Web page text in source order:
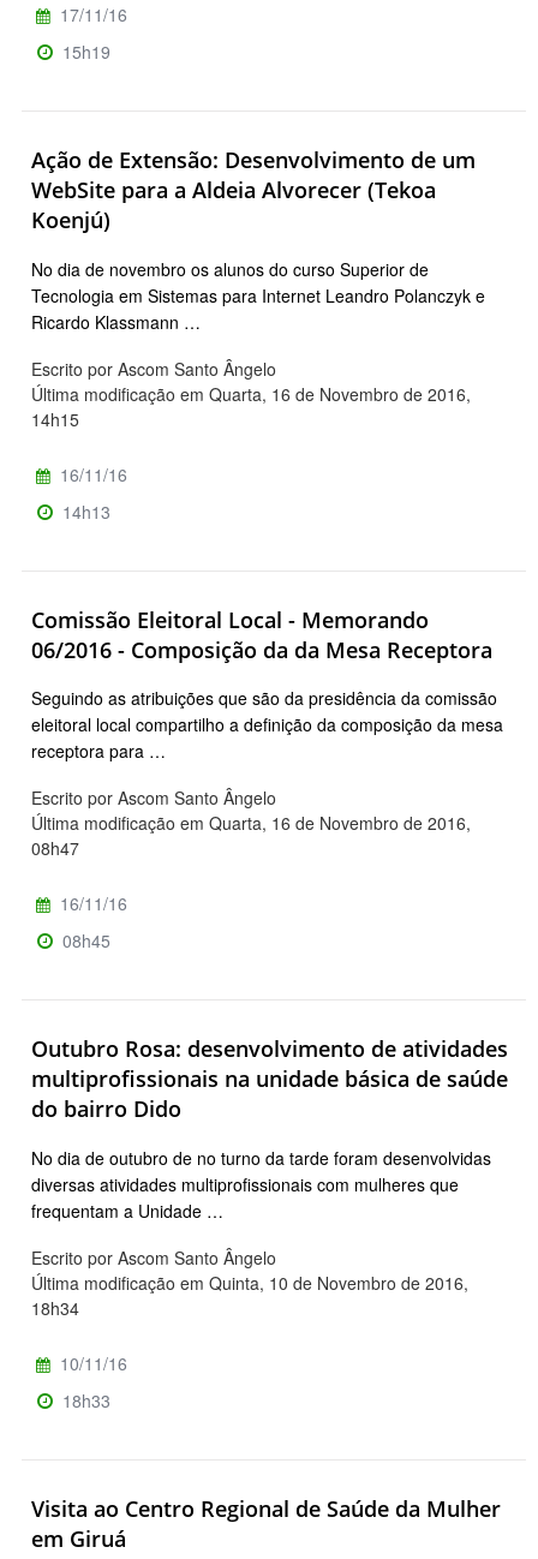
17/11/16
15h19
Ação de Extensão: Desenvolvimento de um
WebSite para a Aldeia Alvorecer (Tekoa
Koenjú)
No dia de novembro os alunos do curso Superior de
Tecnologia em Sistemas para Internet Leandro Polanczyk e
Ricardo Klassmann …
Escrito por Ascom Santo Ângelo
Última modificação em Quarta, 16 de Novembro de 2016,
14h15
16/11/16
14h13
Comissão Eleitoral Local - Memorando
06/2016 - Composição da da Mesa Receptora
Seguindo as atribuições que são da presidência da comissão
eleitoral local compartilho a definição da composição da mesa
receptora para …
Escrito por Ascom Santo Ângelo
Última modificação em Quarta, 16 de Novembro de 2016,
08h47
16/11/16
08h45
Outubro Rosa: desenvolvimento de atividades
multiprofissionais na unidade básica de saúde
do bairro Dido
No dia de outubro de no turno da tarde foram desenvolvidas
diversas atividades multiprofissionais com mulheres que
frequentam a Unidade …
Escrito por Ascom Santo Ângelo
Última modificação em Quinta, 10 de Novembro de 2016,
18h34
10/11/16
18h33
Visita ao Centro Regional de Saúde da Mulher
em Giruá